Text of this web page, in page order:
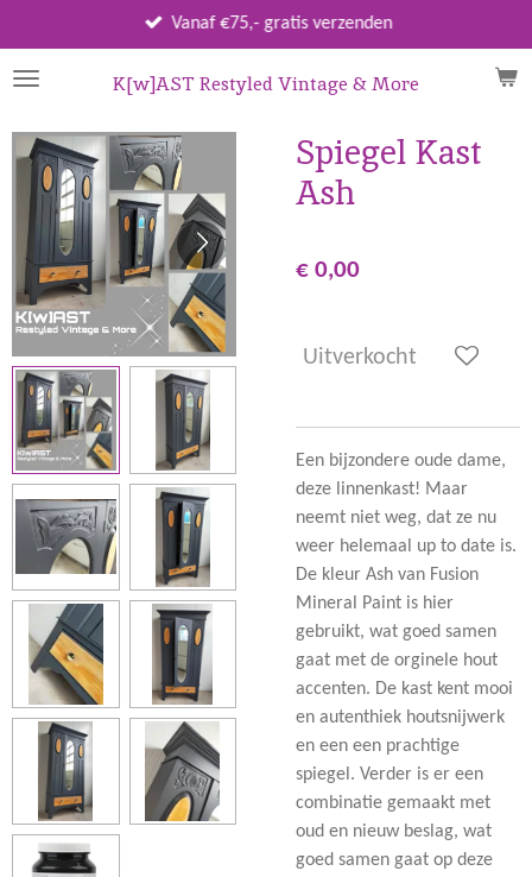
direct
naar
hoofdinhoud
K[w]AST Restyled Vintage & More
Vanaf €75,- gratis verzenden
Spiegel Kast
Ash
€ 0,00
Uitverkocht
Een bijzondere oude dame,
deze linnenkast! Maar
neemt niet weg, dat ze nu
weer helemaal up to date is.
De kleur Ash van Fusion
Mineral Paint is hier
gebruikt, wat goed samen
gaat met de orginele hout
accenten. De kast kent mooi
en autenthiek houtsnijwerk
en een een prachtige
spiegel. Verder is er een
combinatie gemaakt met
oud en nieuw beslag, wat
goed samen gaat op deze